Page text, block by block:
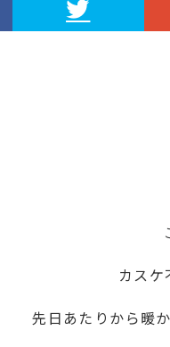
カス
先日あたりから暖